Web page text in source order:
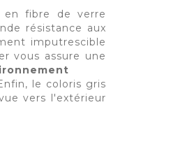
fibre de verre
résistance aux
imputrescible
vous assure une
le coloris gris
vers l'extérieur